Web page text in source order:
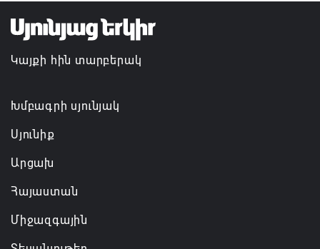
Կապահովվեն 61 մանկապարտեզի
հիմնանորոգման, վերանորոգման շինարարական
աշխատանքները
Կայքի հին տարբերակ
Խմբագրի սյունյակ
Սյունիք
Արցախ
Հայաստան
Միջազգային